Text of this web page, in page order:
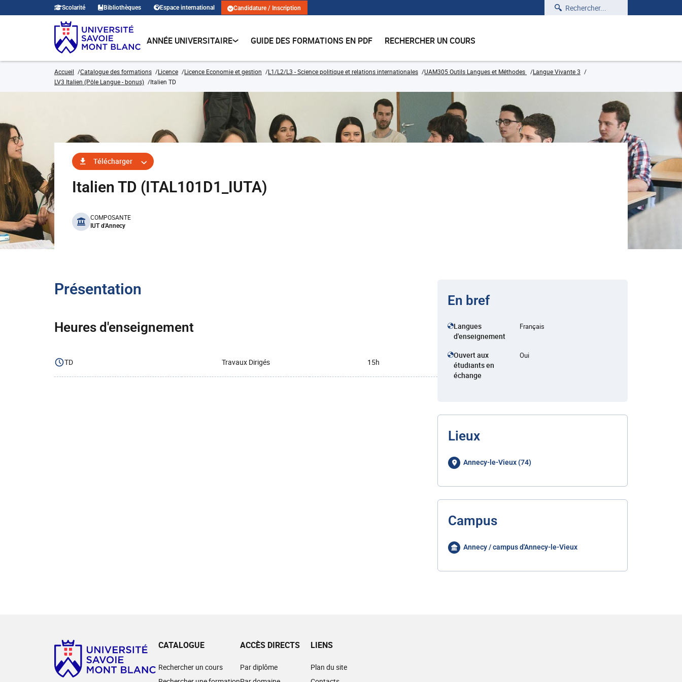
Scolarité Bibliothèques Espace international Candidature / Inscription Rechercher
ANNÉE UNIVERSITAIRE GUIDE DES FORMATIONS EN PDF RECHERCHER UN COURS
Accueil Catalogue des formations Licence Licence Economie et gestion L1/L2/L3 - Science politique et relations internationales UAM305 Outils Langues et Méthodes
Langue Vivante 3
LV3 Italien (Pôle Langue - bonus)
Italien TD
Télécharger
Italien TD (ITAL101D1_IUTA)
benefits
COMPOSANTE
IUT d'Annecy
Présentation
Heures d'enseignement
TD Travaux Dirigés 15h
En bref
Langues
d'enseignement
Français
Ouvert aux
étudiants en
échange
Oui
Lieux
Annecy-le-Vieux (74)
Campus
Annecy / campus d'Annecy-le-Vieux
CATALOGUE
Rechercher un cours
ACCÈS DIRECTS
Par diplôme
LIENS
Plan du site